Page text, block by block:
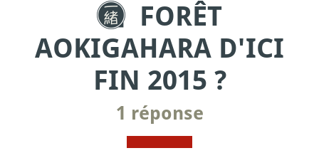
FORÊT
AOKIGAHARA D'ICI
FIN 2015 ?
1 réponse